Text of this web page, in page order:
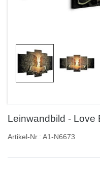
Leinwandbild - Love
Artikel-Nr.: A1-N6673